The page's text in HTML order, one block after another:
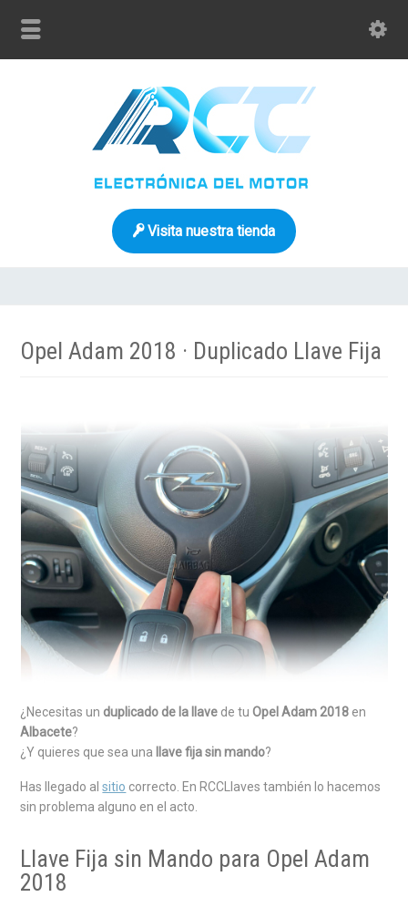
Visita nuestra tienda
Opel Adam 2018 · Duplicado Llave Fija
¿Necesitas un duplicado de la llave de tuOpel Adam 2018 en
Albacete?
¿Y quieres que sea una
llave fija sin mando?
Has llegado alsitio correcto. En RCCLlaves también lo hacemos
sin problema alguno en el acto.
Llave Fija sin Mando para Opel Adam
2018